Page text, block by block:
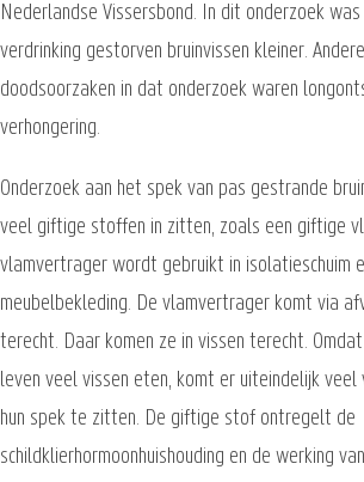
Nederlandse Vissersbond. In dit onderzoek
verdrinking gestorven bruinvissen kleiner.
doodsoorzaken in dat onderzoek waren
verhongering.
Onderzoek aan het spek van pas gestrande
veel giftige stoffen in zitten, zoals een giftige
vlamvertrager wordt gebruikt in isolatieschuim
meubelbekleding. De vlamvertrager komt via
terecht. Daar komen ze in vissen terecht. Omdat
leven veel vissen eten, komt er uiteindelijk
hun spek te zitten. De giftige stof ontregelt de
schildklierhormoonhuishouding en de werking